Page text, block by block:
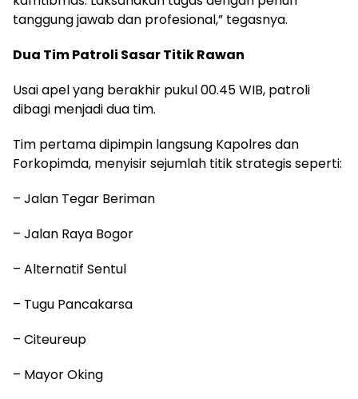
tanggung jawab dan profesional,” tegasnya.
Dua Tim Patroli Sasar Titik Rawan
Usai apel yang berakhir pukul 00.45 WIB, patroli
dibagi menjadi dua tim.
Tim pertama dipimpin langsung Kapolres dan
Forkopimda, menyisir sejumlah titik strategis seperti:
– Jalan Tegar Beriman
– Jalan Raya Bogor
– Alternatif Sentul
– Tugu Pancakarsa
– Citeureup
– Mayor Oking